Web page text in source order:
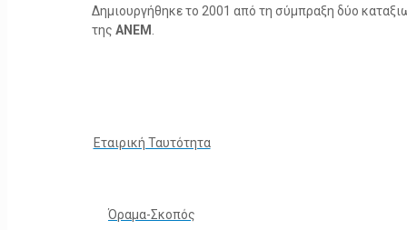
Δημιουργήθηκε το 2001 από τη σύμπραξη δύο
της ΑΝΕΜ
Εταιρική Ταυτότητα
Όραμα-Σκοπός